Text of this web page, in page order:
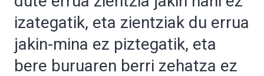
izategatik, eta zientziak du errua
jakin-mina ez piztegatik, eta
bere buruaren berri zehatza ez